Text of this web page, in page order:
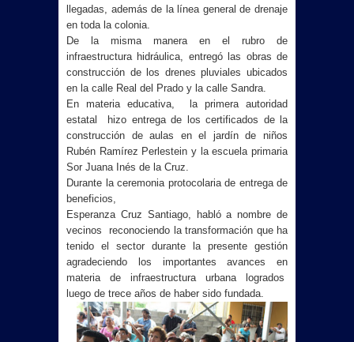
llegadas, además de la línea general de drenaje
en toda la colonia.
De la misma manera en el rubro de
infraestructura hidráulica, entregó las obras de
construcción de los drenes pluviales ubicados
en la calle Real del Prado y la calle Sandra.
En materia educativa, la primera autoridad
estatal hizo entrega de los certificados de la
construcción de aulas en el jardín de niños
Rubén Ramírez Perlestein y la escuela primaria
Sor Juana Inés de la Cruz.
Durante la ceremonia protocolaria de entrega de
beneficios,
Esperanza Cruz Santiago, habló a nombre de
vecinos reconociendo la transformación que ha
tenido el sector durante la presente gestión
agradeciendo los importantes avances en
materia de infraestructura urbana logrados
luego de trece años de haber sido fundada.